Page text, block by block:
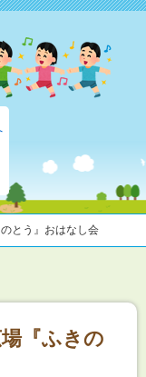
とう』おはなし会
『ふきの